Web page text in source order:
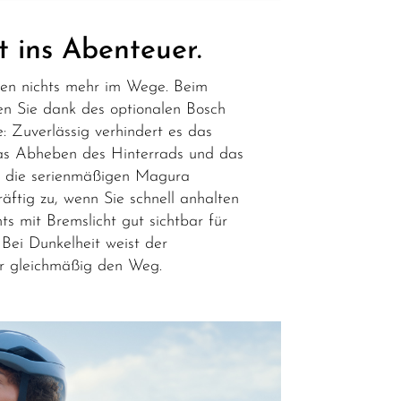
ins Abenteuer.
nichts mehr im Wege. Beim
Sie dank des optionalen Bosch
Zuverlässig verhindert es das
Abheben des Hinterrads und das
die serienmäßigen Magura
zu, wenn Sie schnell anhalten
mit Bremslicht gut sichtbar für
Dunkelheit weist der
gleichmäßig den Weg.